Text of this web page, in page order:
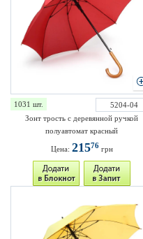
1031 шт.
5204-04
Зонт трость с деревянной ручкой
полуавтомат красный
Цена: 21576грн